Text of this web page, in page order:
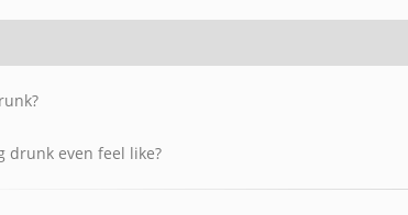
drunk even feel like?